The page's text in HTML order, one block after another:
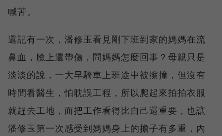
喊苦。
還記有一次，潘修玉看見剛下班到家的媽媽在流
鼻血，臉上還帶傷，問媽媽怎麼回事？母親只是
淡淡的說，一大早騎車上班途中被擦撞，但沒有
時間看醫生，怕耽誤工程，所以爬起來拍拍衣服
就趕去工地，而把工作看得比自己還重要，也讓
潘修玉第一次感受到媽媽身上的擔子有多重，內